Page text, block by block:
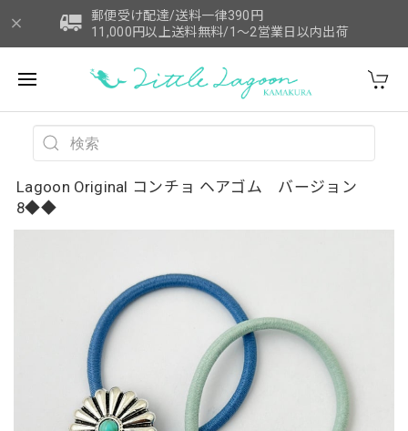
郵便受け配達/送料一律390円
11,000円以上送料無料/1～2営業日以内出荷
Lagoon Original コンチョ ヘアゴム バージョン
8◆◆